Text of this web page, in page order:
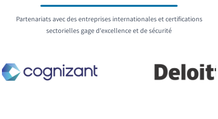
Partenariats avec des entreprises internationales et certifications
sectorielles gage d'excellence et de sécurité